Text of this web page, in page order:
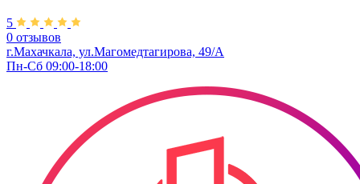
5
0 отзывов
г.Махачкала, ул.Магомедтагирова, 49/А
Пн-Сб 09:00-18:00